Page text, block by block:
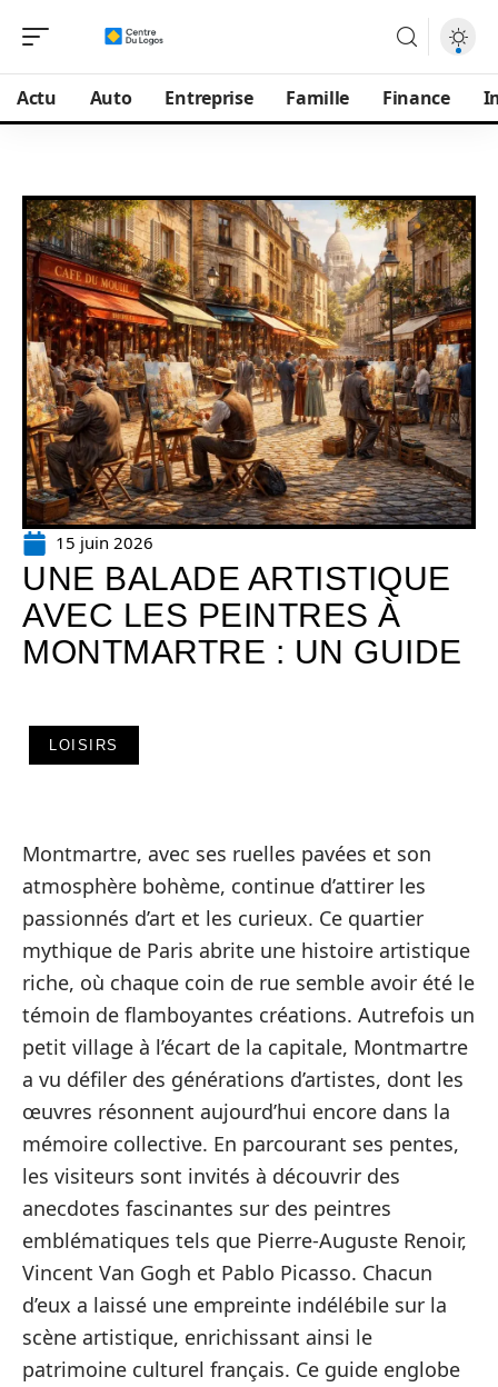
Actu Auto Entreprise Famille Finance
15 juin 2026
UNE BALADE ARTISTIQUE
AVEC LES PEINTRES À
MONTMARTRE : UN GUIDE
LOISIRS
Montmartre, avec ses ruelles pavées et son
atmosphère bohème, continue d’attirer les
passionnés d’art et les curieux. Ce quartier
mythique de Paris abrite une histoire artistique
riche, où chaque coin de rue semble avoir été le
témoin de flamboyantes créations. Autrefois un
petit village à l’écart de la capitale, Montmartre
a vu défiler des générations d’artistes, dont les
œuvres résonnent aujourd’hui encore dans la
mémoire collective. En parcourant ses pentes,
les visiteurs sont invités à découvrir des
anecdotes fascinantes sur des peintres
emblématiques tels que Pierre-Auguste Renoir,
Vincent Van Gogh et Pablo Picasso. Chacun
d’eux a laissé une empreinte indélébile sur la
scène artistique, enrichissant ainsi le
patrimoine culturel français. Ce guide englobe